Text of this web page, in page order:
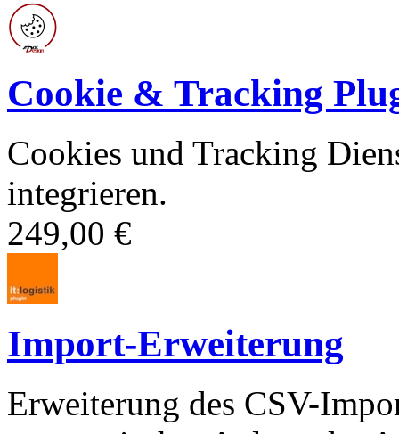
Cookie & Tracking
Cookies und Tracking
integrieren.
249,00 €
Import-Erweiterung
Erweiterung des CSV-